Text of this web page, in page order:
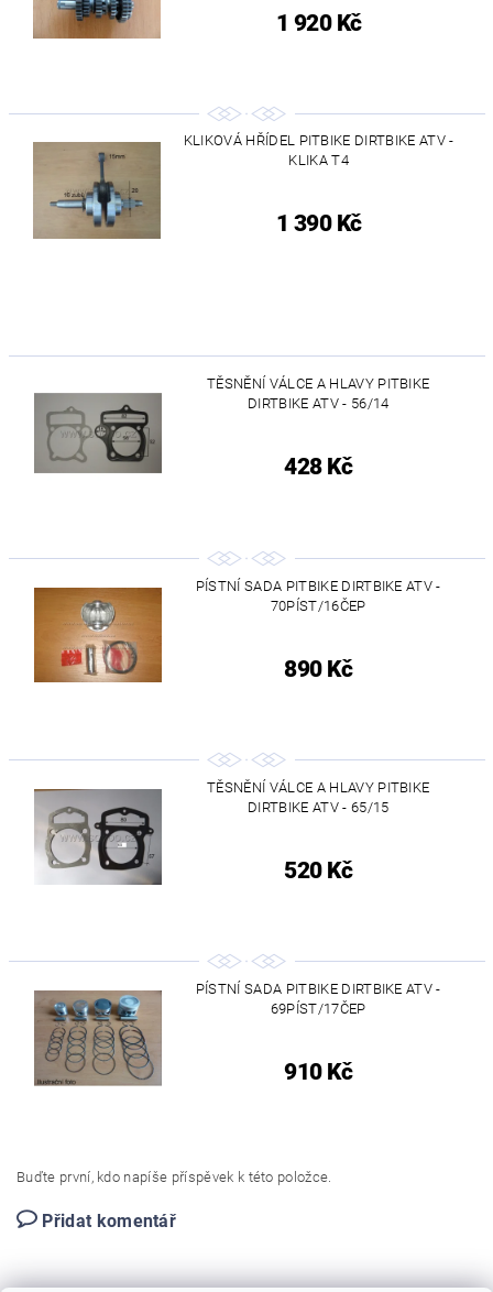
1 920 Kč
KLIKOVÁ HŘÍDEL PITBIKE DIRTBIKE ATV -
KLIKA T4
1 390 Kč
TĚSNĚNÍ VÁLCE A HLAVY PITBIKE
DIRTBIKE ATV - 56/14
428 Kč
PÍSTNÍ SADA PITBIKE DIRTBIKE ATV -
70PÍST/16ČEP
890 Kč
TĚSNĚNÍ VÁLCE A HLAVY PITBIKE
DIRTBIKE ATV - 65/15
520 Kč
PÍSTNÍ SADA PITBIKE DIRTBIKE ATV -
69PÍST/17ČEP
910 Kč
Buďte první, kdo napíše příspěvek k této položce.
Přidat komentář